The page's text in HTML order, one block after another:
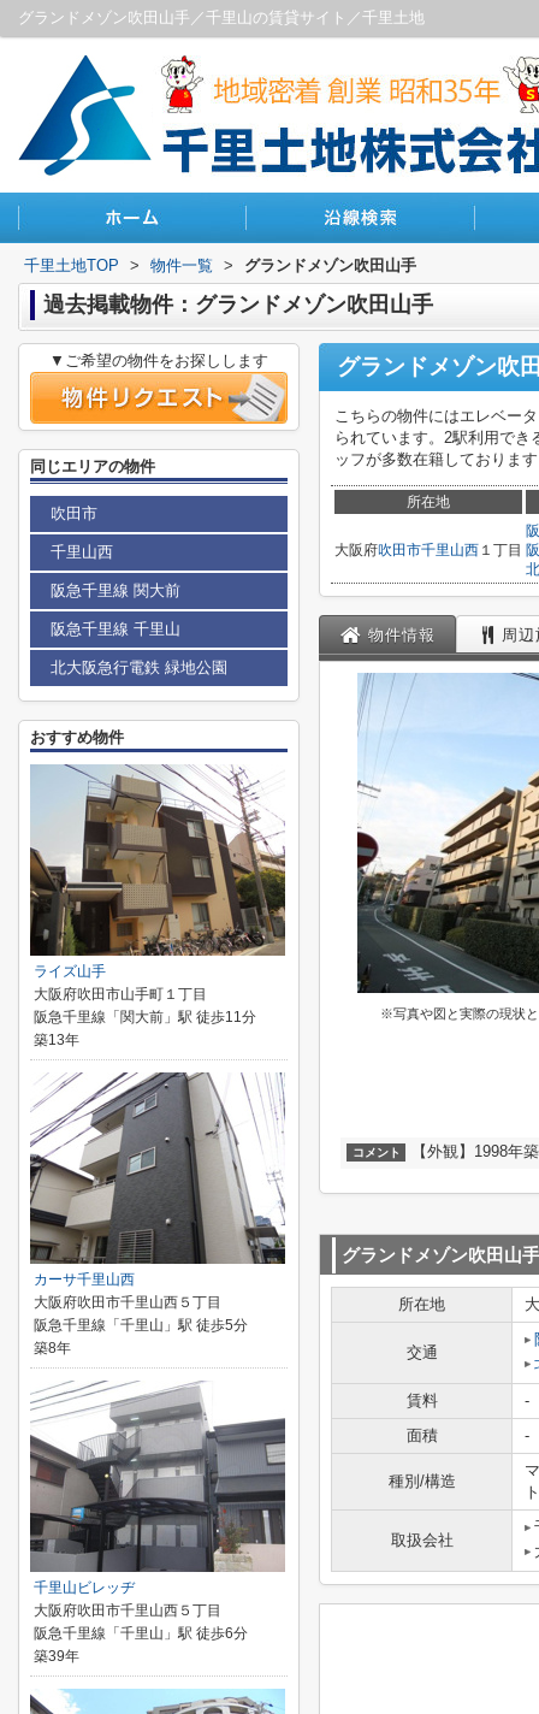
グランドメゾン吹田山手／千里山の賃貸サイト／千里土地
千里土地TOP > 物件一覧 > グランドメゾン吹田山手
過去掲載物件：グランドメゾン吹田山手
グランドメゾン吹
こちらの物件にはエレベー
られています。2駅利用で
ッフが多数在籍しておりま
所在地
大阪府吹田市千里山西 １丁目
物件情報 周
※写真や図と実際の現状
コメント 【外観】1998年
グランドメゾン吹田山手
所在地
交通
賃料
-
面積
-
種別/構造
ト
取扱会社
▼ご希望の物件をお探しします
同じエリアの物件
吹田市
千里山西
阪急千里線 関大前
阪急千里線 千里山
北大阪急行電鉄 緑地公園
おすすめ物件
ライズ山手
大阪府吹田市山手町１丁目
阪急千里線「関大前」駅 徒歩11分
築13年
カーサ千里山西
大阪府吹田市千里山西５丁目
阪急千里線「千里山」駅 徒歩5分
築8年
千里山ビレッヂ
大阪府吹田市千里山西５丁目
阪急千里線「千里山」駅 徒歩6分
築39年